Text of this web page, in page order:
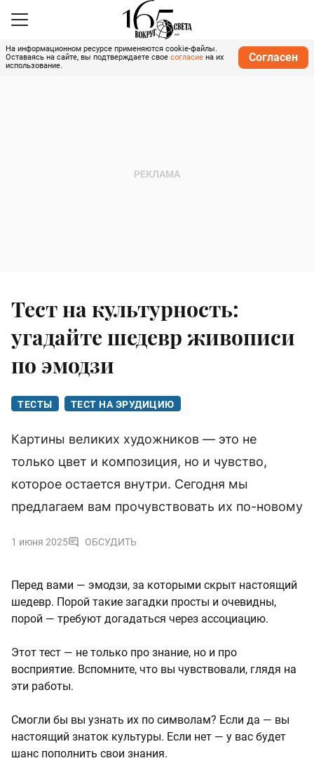
На информационном ресурсе применяются cookie-файлы.
Оставаясь на сайте, вы подтверждаете свое согласие на их
использование.
Согласен
Тест на культурность:
угадайте шедевр живописи
по эмодзи
ТЕСТЫ ТЕСТ НА ЭРУДИЦИЮ
Картины великих художников — это не
только цвет и композиция, но и чувство,
которое остается внутри. Сегодня мы
предлагаем вам прочувствовать их по-новому
1 июня 2025 ОБСУДИТЬ
Перед вами — эмодзи, за которыми скрыт настоящий
шедевр. Порой такие загадки просты и очевидны,
порой — требуют догадаться через ассоциацию.
Этот тест — не только про знание, но и про
восприятие. Вспомните, что вы чувствовали, глядя на
эти работы.
Смогли бы вы узнать их по символам? Если да — вы
настоящий знаток культуры. Если нет — у вас будет
шанс пополнить свои знания.